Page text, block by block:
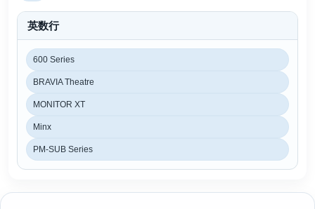
英数行
600 Series
BRAVIA Theatre
MONITOR XT
Minx
PM-SUB Series